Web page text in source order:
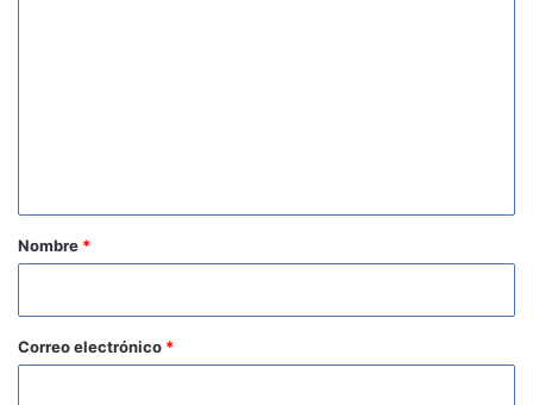
r
o
*
Nombre *
Correo electrónico *